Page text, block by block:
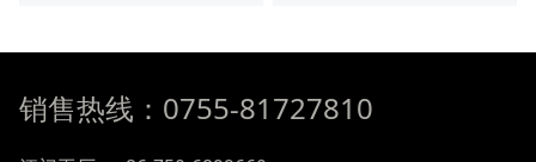
销售热线：0755-81727810